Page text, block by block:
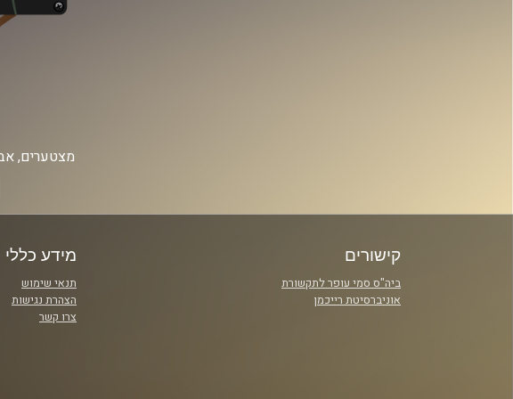
מצטערים,
קישורים
ביה"ס סמי עופר לתקשורת
אוניברסיטת רייכמן
מידע כללי
תנאי שימוש
הצהרת נגישות
צרו קשר